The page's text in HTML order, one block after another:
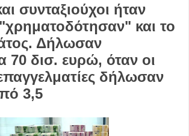
συνταξιούχοι ήταν
και το
Δήλωσαν
70 δισ. ευρώ, όταν οι
δήλωσαν
3,5